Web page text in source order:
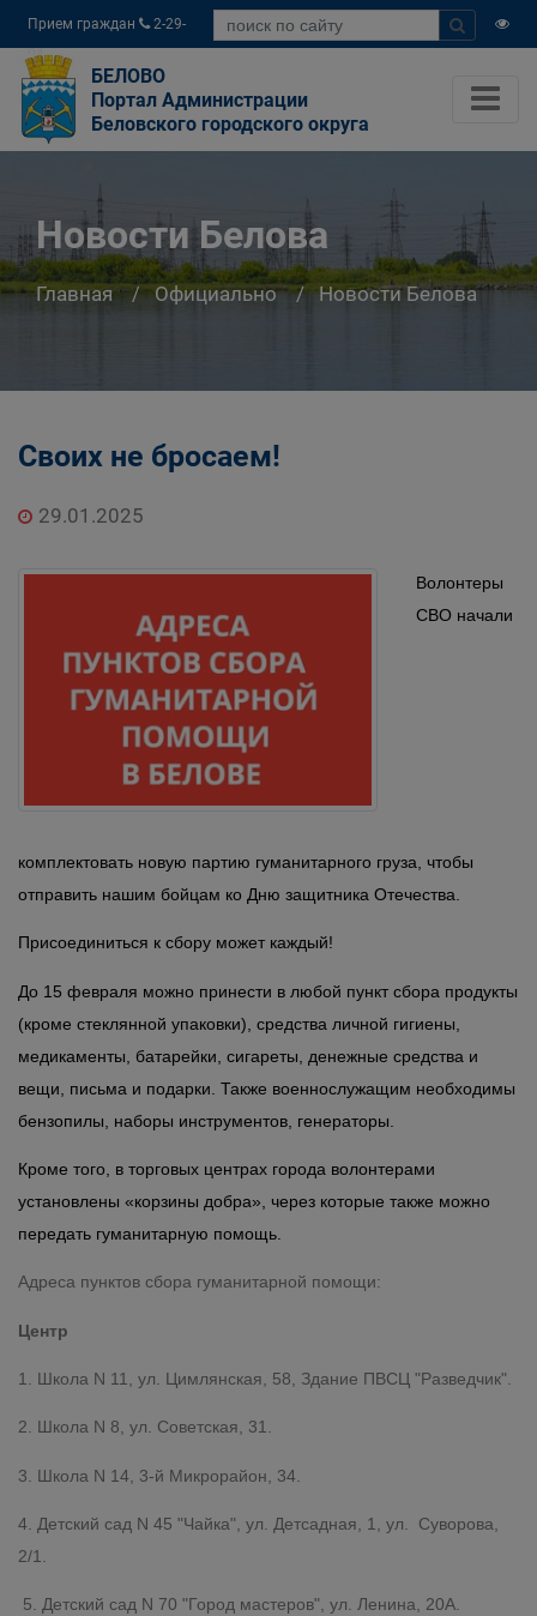
Прием граждан
2-29-
04
БЕЛОВО
Портал Администрации
Беловского городского округа
Новости Белова
Главная Официально Новости Белова
Своих не бросаем!
29.01.2025
Волонтеры
СВО начали
комплектовать новую партию гуманитарного груза, чтобы
отправить нашим бойцам ко Дню защитника Отечества.
Присоединиться к сбору может каждый!
До 15 февраля можно принести в любой пункт сбора продукты
(кроме стеклянной упаковки), средства личной гигиены,
медикаменты, батарейки, сигареты, денежные средства и
вещи, письма и подарки. Также военнослужащим необходимы
бензопилы, наборы инструментов, генераторы.
Кроме того, в торговых центрах города волонтерами
установлены «корзины добра», через которые также можно
передать гуманитарную помощь.
Адреса пунктов сбора гуманитарной помощи:
Центр
1. Школа N 11, ул. Цимлянская, 58, Здание ПВСЦ "Разведчик".
2. Школа N 8, ул. Советская, 31.
3. Школа N 14, 3-й Микрорайон, 34.
4. Детский сад N 45 "Чайка", ул. Детсадная, 1, ул. Суворова,
2/1.
5. Детский сад N 70 "Город мастеров", ул. Ленина, 20А.